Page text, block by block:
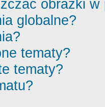
obrazki w
globalne?
tematy?
tematy?